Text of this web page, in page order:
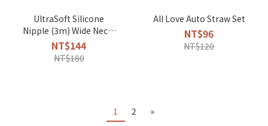
UltraSoft Silicone
Nipple (3m) Wide Neck,
2 Packs
NT$144
NT$180
All Love Auto Straw Set
NT$96
NT$120
1 2 »